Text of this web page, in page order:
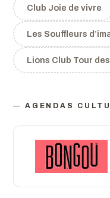
Club Joie de vivre
Les Souffleurs
Lions Club Tour
AGENDAS